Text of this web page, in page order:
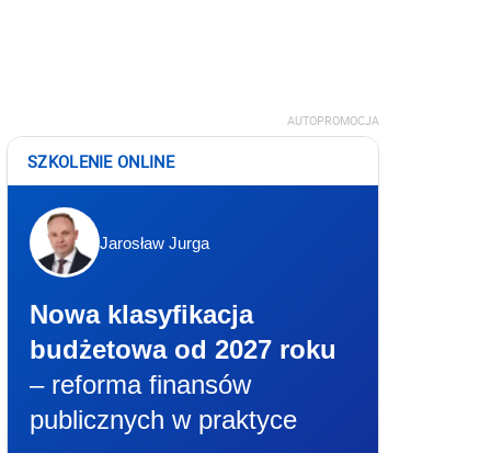
AUTOPROMOCJA
SZKOLENIE ONLINE
Jarosław Jurga
Nowa klasyfikacja
budżetowa od 2027 roku
– reforma finansów
publicznych w praktyce